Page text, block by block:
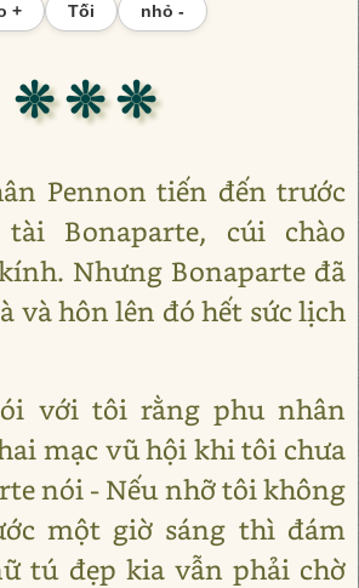
+ Tối nhỏ -
❊ ❊ ❊
Pennon tiến đến trước
tài Bonaparte, cúi chào
Nhưng Bonaparte đã
và hôn lên đó hết sức lịch
với tôi rằng phu nhân
mạc vũ hội khi tôi chưa
nói - Nếu nhỡ tôi không
một giờ sáng thì đám
tú đẹp kia vẫn phải chờ